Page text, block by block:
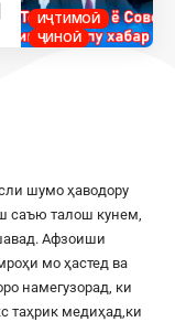
ИҶТИМОӢ
ҶИНОӢ
шумо ҳаводору
саъю талош кунем,
Афзоиши
мо ҳастед ва
намегузорад, ки
таҳрик медиҳад,ки